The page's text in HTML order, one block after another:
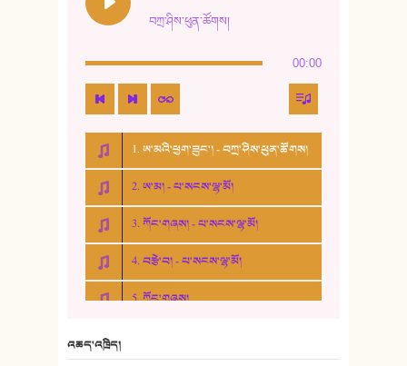
བཀྲ་ཤིས་ཕུན་ཚོགས།
00:00
1. ཨ་མའི་ཕྱག་ཟུང་། - བཀྲ་ཤིས་ཕུན་ཚོགས།
2. ཨ་མ། - པ་སངས་ལྷ་མོ།
3. ཀོང་གཞས། - པ་སངས་ལྷ་མོ།
4. བརྩེ་བ། - པ་སངས་ལྷ་མོ།
5. ཀོང་གཞས།
འཆད་འཁྲིད།